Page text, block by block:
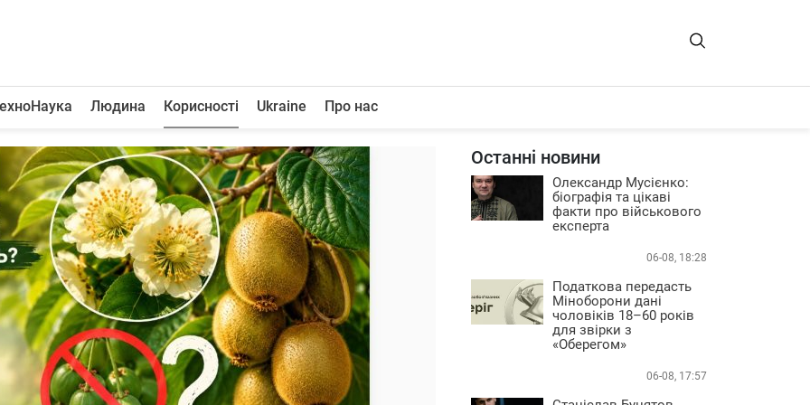
Людина Корисності Ukraine Про нас
Останні новини
Олександр Мусієнко:
біографія та цікаві
факти про військового
експерта
06-08, 18:28
Податкова передасть
Міноборони дані
чоловіків 18–60 років
для звірки з
«Оберегом»
06-08, 17:57